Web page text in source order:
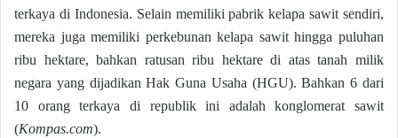
terkaya di Indonesia. Selain memiliki pabrik kelapa sawit sendiri,
mereka juga memiliki perkebunan kelapa sawit hingga puluhan
ribu hektare, bahkan ratusan ribu hektare di atas tanah milik
negara yang dijadikan Hak Guna Usaha (HGU). Bahkan 6 dari
10 orang terkaya di republik ini adalah konglomerat sawit
(Kompas.com).